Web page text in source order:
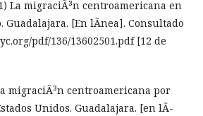
La migraciÃ³n centroamericana en
[En lÃ­nea]. Consultado
pdf/136/13602501.pdf [12 de
migraciÃ³n centroamericana por
Unidos. Guadalajara. [en lÃ­